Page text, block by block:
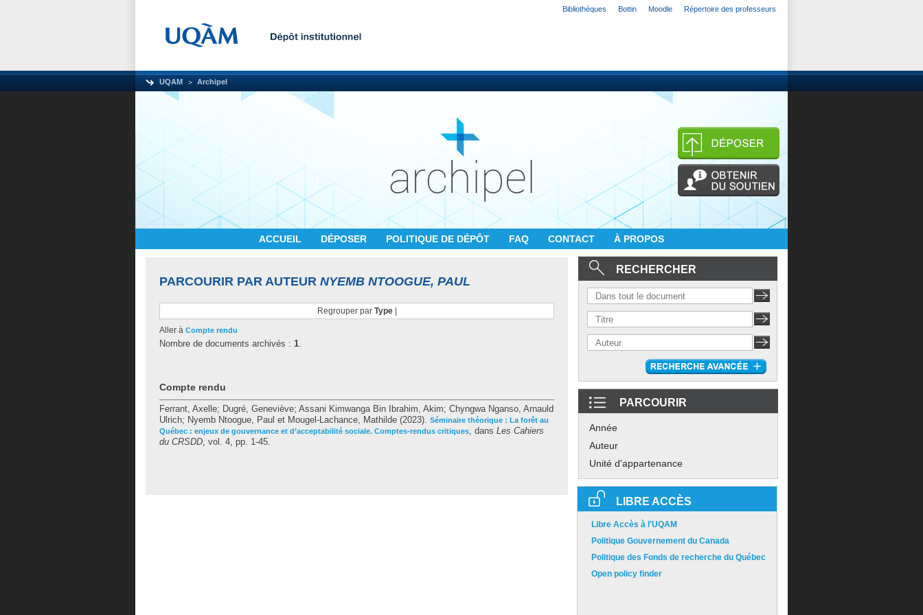
Bibliothèques Bottin Moodle Répertoire des professeurs
UQAM Archipel
ACCUEIL DÉPOSER POLITIQUE DE DÉPÔT FAQ CONTACT À PROPOS
PARCOURIR PAR AUTEUR NYEMB NTOOGUE, PAUL
Regrouper par Type|
Aller à Compte rendu
Nombre de documents archivés : 1.
Compte rendu
Ferrant, Axelle; Dugré, Geneviève; Assani Kimwanga Bin Ibrahim, Akim; Chyngwa Nganso, Arnauld
Ulrich; Nyemb Ntoogue, Paul et Mougel-Lachance, Mathilde (2023). Séminaire théorique : La forêt au
Québec : enjeux de gouvernance et d’acceptabilité sociale. Comptes-rendus critiques, dans Les Cahiers
du CRSDD, vol. 4, pp. 1-45.
RECHERCHER
PARCOURIR
Année
Auteur
Unité d'appartenance
LIBRE ACCÈS
Libre Accès à l'UQAM
Politique Gouvernement du Canada
Politique des Fonds de recherche du Québec
Open policy finder